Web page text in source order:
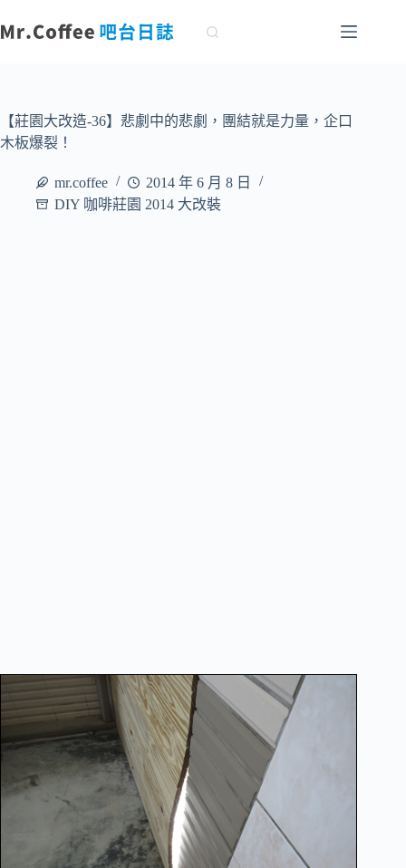
至
容【莊園大改造-36】悲劇中的悲劇，團結就是力量，企口
木板爆裂！
mr.coffee
2014 年 6 月 8 日
DIY 咖啡莊園 2014 大改裝